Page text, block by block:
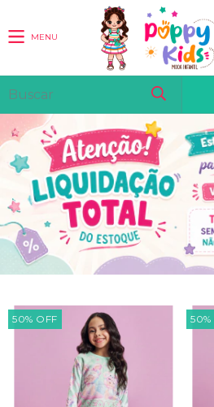
MENU
50% OFF 50%